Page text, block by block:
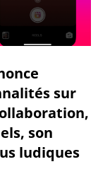
sur
son
ludiques